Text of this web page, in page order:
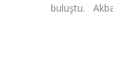
buluştu.